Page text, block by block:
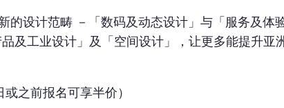
的设计范畴 －「数码及动态设计」与「服务及体
及工业设计」及「空间设计」，让更多能提升亚
之前报名可享半价）